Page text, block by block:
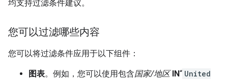
均支持过滤条件建议。
您可以过滤哪些内容
您可以将过滤条件应用于以下组件：
图表。例如，您可以使用包含国家/地区 IN“ United